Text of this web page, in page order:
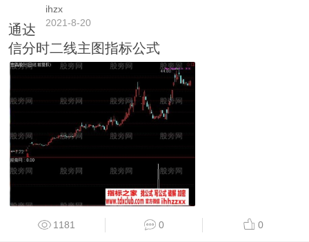
ihzx
2021-8-20
通达
信分时二线主图指标公式
1181 0 0